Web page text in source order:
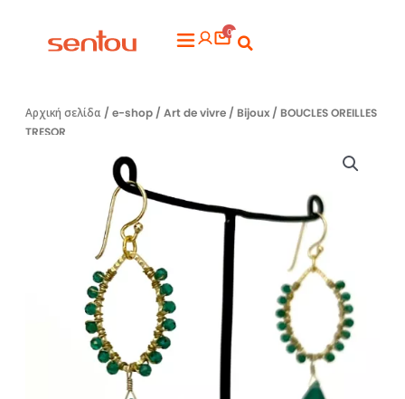
Flyout
0
Αρχική σελίδα/ e-shop/ Art de vivre/ Bijoux/ BOUCLES OREILLES
TRESOR